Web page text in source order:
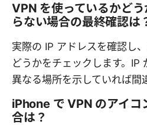
VPN を使っているかど
らない場合の最終確認は
実際の IP アドレスを確認し
どうかをチェックします。IP
異なる場所を示していれば間
iPhone で VPN のアイコ
合は？